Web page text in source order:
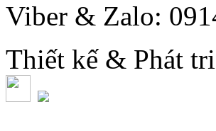
Viber & Zalo:
Thiết kế & Phát